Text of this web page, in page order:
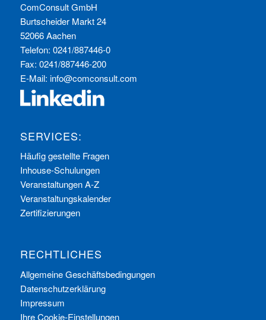
ComConsult GmbH
Burtscheider Markt 24
52066 Aachen
Telefon: 0241/887446-0
Fax: 0241/887446-200
E-Mail: info@comconsult.com
SERVICES:
Häufig gestellte Fragen
Inhouse-Schulungen
Veranstaltungen A-Z
Veranstaltungskalender
Zertifizierungen
RECHTLICHES
Allgemeine Geschäftsbedingungen
Datenschutzerklärung
Impressum
Ihre Cookie-Einstellungen